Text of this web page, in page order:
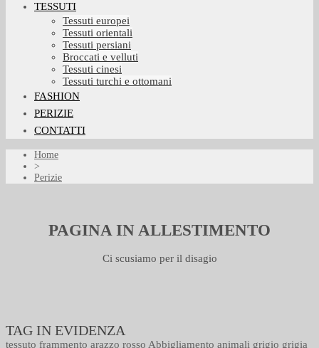
TESSUTI
Tessuti europei
Tessuti orientali
Tessuti persiani
Broccati e velluti
Tessuti cinesi
Tessuti turchi e ottomani
FASHION
PERIZIE
CONTATTI
Home
>
Perizie
PAGINA IN ALLESTIMENTO
Ci scusiamo per il disagio
TAG IN EVIDENZA
tessuto frammento arazzo rosso Abbigliamento animali grigio grigia